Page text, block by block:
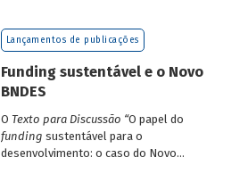
Lançamentos de publicações
Funding sustentável e o Novo
BNDES
O Texto para Discussão “O papel do
funding sustentável para o
desenvolvimento: o caso do Novo